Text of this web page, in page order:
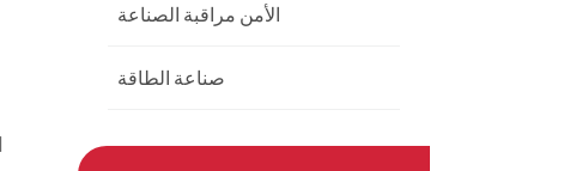
الأمن مراقبة الصناعة
صناعة الطاقة